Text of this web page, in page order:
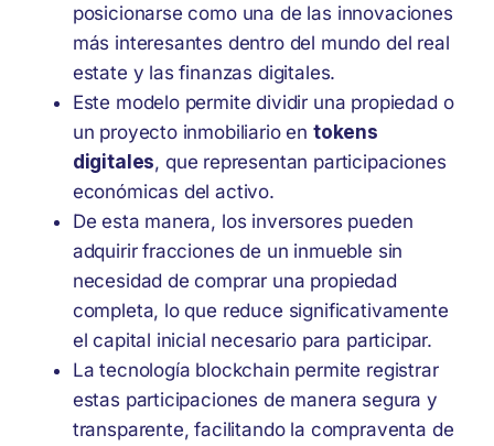
posicionarse como una de las innovaciones
más interesantes dentro del mundo del real
estate y las finanzas digitales.
Este modelo permite dividir una propiedad o
un proyecto inmobiliario en tokens
digitales, que representan participaciones
económicas del activo.
De esta manera, los inversores pueden
adquirir fracciones de un inmueble sin
necesidad de comprar una propiedad
completa, lo que reduce significativamente
el capital inicial necesario para participar.
La tecnología blockchain permite registrar
estas participaciones de manera segura y
transparente, facilitando la compraventa de